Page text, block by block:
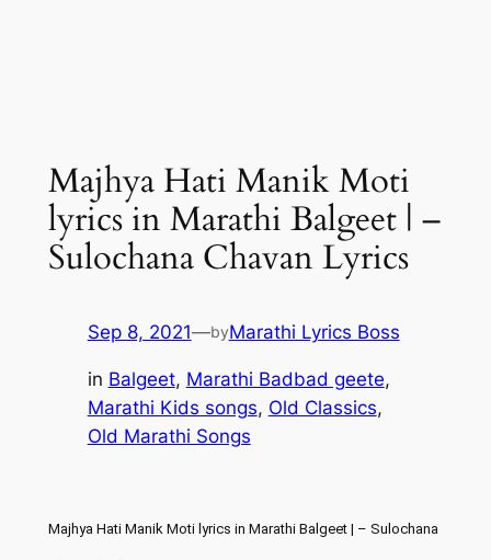
Majhya Hati Manik Moti
lyrics in Marathi Balgeet | –
Sulochana Chavan Lyrics
Sep 8, 2021—byMarathi Lyrics Boss
in Balgeet, Marathi Badbad geete
Marathi Kids songs, Old Classics
Old Marathi Songs
Majhya Hati Manik Moti lyrics in Marathi Balgeet | – Sulochana